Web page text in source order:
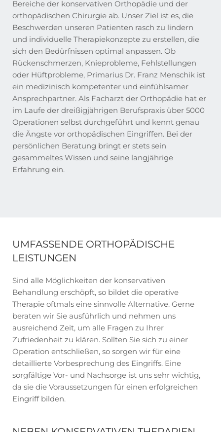
Bereiche der konservativen Orthopädie und der
orthopädischen Chirurgie ab. Unser Ziel ist es, die
Beschwerden unseren Patienten rasch zu lindern
und individuelle Therapiekonzepte zu erstellen, die
sich den Bedürfnissen optimal anpassen. Ob
Rückenschmerzen, Knieprobleme, Fehlstellungen
oder Hüftprobleme, Primarius Dr. Franz Menschik ist
ein medizinisch kompetenter und einfühlsamer
Ansprechpartner. Als Facharzt der Orthopädie hat er
im Laufe der dreißigjährigen Berufspraxis über 5000
Operationen selbst durchgeführt und kennt genau
die Ängste vor orthopädischen Eingriffen. Bei der
persönlichen Beratung bringt er stets sein
gesammeltes Wissen und seine langjährige
Erfahrung ein.
UMFASSENDE ORTHOPÄDISCHE
LEISTUNGEN
Sind alle Möglichkeiten der konservativen
Behandlung erschöpft, so bildet die operative
Therapie oftmals eine sinnvolle Alternative. Gerne
beraten wir Sie ausführlich und nehmen uns
ausreichend Zeit, um alle Fragen zu Ihrer
Zufriedenheit zu klären. Sollten Sie sich zu einer
Operation entschließen, so sorgen wir für eine
detaillierte Vorbesprechung des Eingriffs. Eine
sorgfältige Vor- und Nachsorge ist uns sehr wichtig,
da sie die Voraussetzungen für einen erfolgreichen
Eingriff bilden.